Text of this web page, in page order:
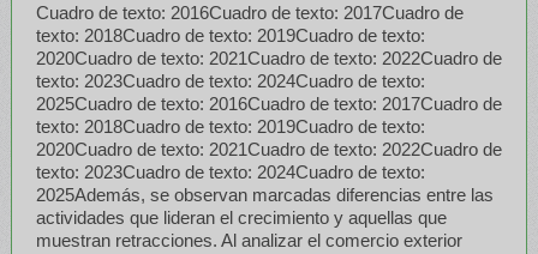
Cuadro de texto: 2016Cuadro de texto: 2017Cuadro de
texto: 2018Cuadro de texto: 2019Cuadro de texto:
2020Cuadro de texto: 2021Cuadro de texto: 2022Cuadro de
texto: 2023Cuadro de texto: 2024Cuadro de texto:
2025Cuadro de texto: 2016Cuadro de texto: 2017Cuadro de
texto: 2018Cuadro de texto: 2019Cuadro de texto:
2020Cuadro de texto: 2021Cuadro de texto: 2022Cuadro de
texto: 2023Cuadro de texto: 2024Cuadro de texto:
2025Además, se observan marcadas diferencias entre las
actividades que lideran el crecimiento y aquellas que
muestran retracciones. Al analizar el comercio exterior